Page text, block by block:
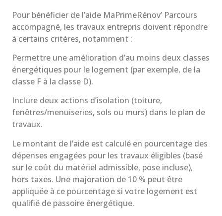
Pour bénéficier de l’aide MaPrimeRénov’ Parcours
accompagné, les travaux entrepris doivent répondre
à certains critères, notamment :
Permettre une amélioration d’au moins deux classes
énergétiques pour le logement (par exemple, de la
classe F à la classe D).
Inclure deux actions d’isolation (toiture,
fenêtres/menuiseries, sols ou murs) dans le plan de
travaux.
Le montant de l’aide est calculé en pourcentage des
dépenses engagées pour les travaux éligibles (basé
sur le coût du matériel admissible, pose incluse),
hors taxes. Une majoration de 10 % peut être
appliquée à ce pourcentage si votre logement est
qualifié de passoire énergétique.